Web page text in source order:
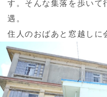
す。そんな集落を歩いて
遇。
住人のおばあと窓越しに